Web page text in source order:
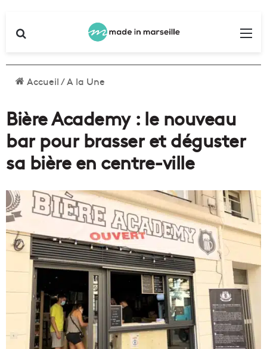
Accueil/A la Une
Bière Academy : le nouveau
bar pour brasser et déguster
sa bière en centre-ville